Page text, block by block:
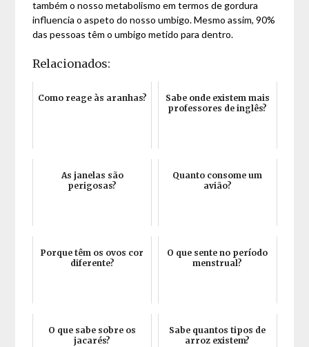
também o nosso metabolismo em termos de gordura
influencia o aspeto do nosso umbigo. Mesmo assim, 90%
das pessoas têm o umbigo metido para dentro.
Relacionados:
Como reage às aranhas?
Sabe onde existem mais
professores de inglês?
As janelas são
perigosas?
Quanto consome um
avião?
Porque têm os ovos cor
diferente?
O que sente no período
menstrual?
O que sabe sobre os
jacarés?
Sabe quantos tipos de
arroz existem?